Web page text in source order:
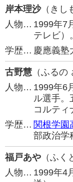
岸本理沙（きし
人物… 1999年7
テレビ）。
学歴… 慶應義塾
古野慧 （ふるの
人物… 1999年6
ル選手。
コルティ
学歴… 関根学園
部政治学
福戸あや （ふく
人物… 1999年4